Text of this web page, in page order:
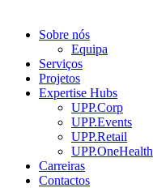
Sobre nós
Equipa
Serviços
Projetos
Expertise Hubs
UPP.Corp
UPP.Events
UPP.Retail
UPP.OneHealth
Carreiras
Contactos